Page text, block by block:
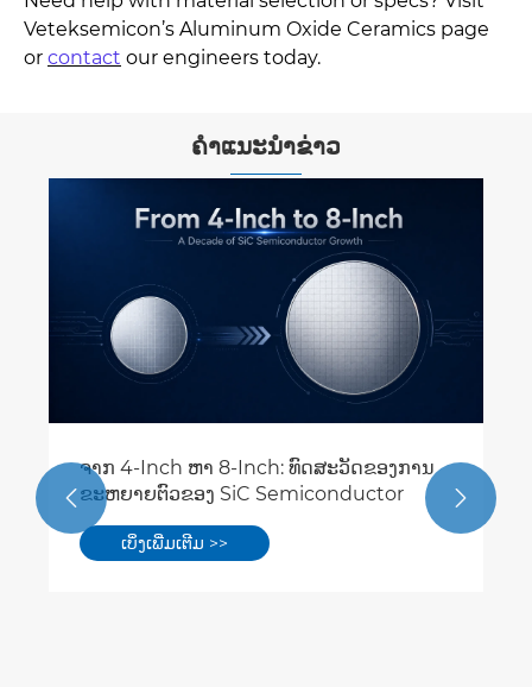
Veteksemicon’s Aluminum Oxide Ceramics page
or contact our engineers today.
ຄໍາແນະນໍາຂ່າວ
ວັດຂອງການ
Silicon Carbide (SiC) Ceramic
Boat ແມ່ນຫຍັງ?
ເບິ່ງເພີ່ມເຕີມ >>
 